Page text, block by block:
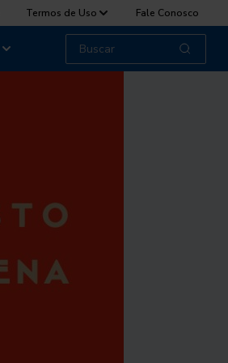
Termos de Uso Fale Conosco